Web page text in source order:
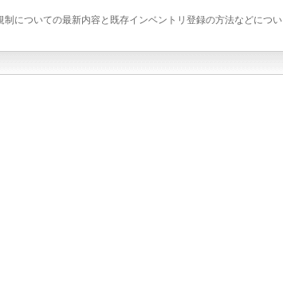
についての最新内容と既存インベントリ登録の方法などについ